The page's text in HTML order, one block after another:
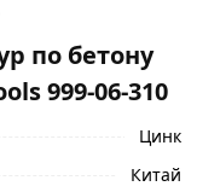
по бетону
999-06-310
Цинк
Китай